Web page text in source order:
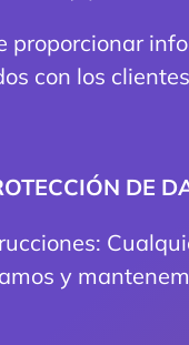
proporcionar
con los
DE
y